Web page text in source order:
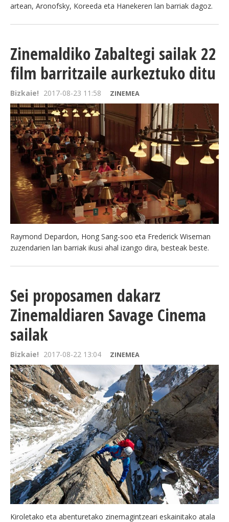
artean, Aronofsky, Koreeda eta Hanekeren lan barriak dagoz.
Zinemaldiko Zabaltegi sailak 22
film barritzaile aurkeztuko ditu
Bizkaie! 2017-08-23 11:58 ZINEMEA
Raymond Depardon, Hong Sang-soo eta Frederick Wiseman
zuzendarien lan barriak ikusi ahal izango dira, besteak beste.
Sei proposamen dakarz
Zinemaldiaren Savage Cinema
sailak
Bizkaie! 2017-08-22 13:04 ZINEMEA
Kiroletako eta abenturetako zinemagintzeari eskainitako atala